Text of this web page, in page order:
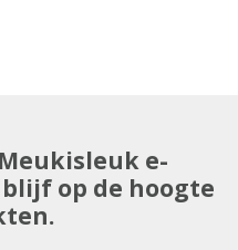
e-
op de hoogte